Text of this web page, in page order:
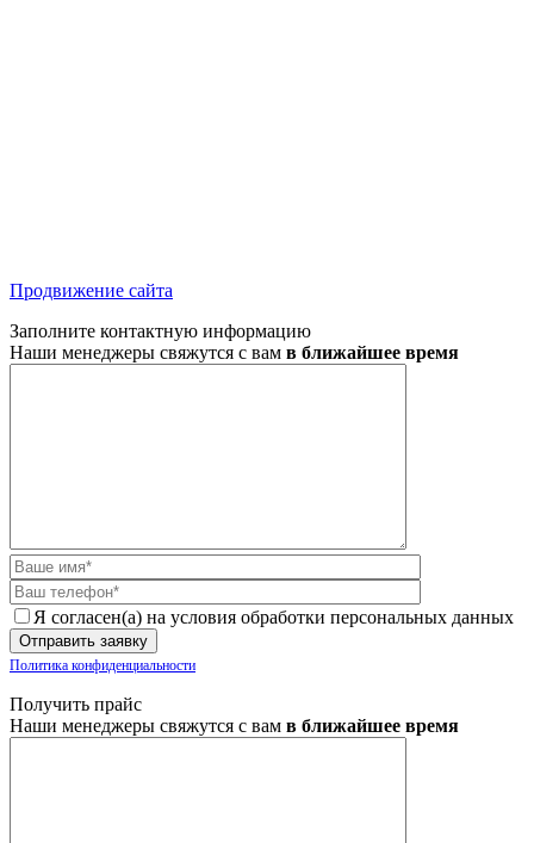
Продвижение сайта
Заполните контактную информацию
Наши менеджеры свяжутся с вам в ближайшее время
Я согласен(а) на условия обработки персональных данных
Политика конфиденциальности
Получить прайс
Наши менеджеры свяжутся с вам в ближайшее время